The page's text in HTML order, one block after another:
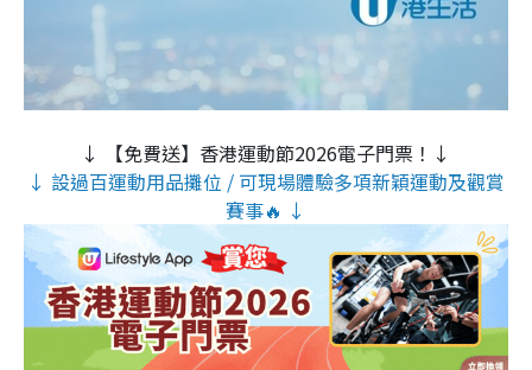
↓ 【免費送】香港運動節2026電子門票！↓
↓ 設過百運動用品攤位 / 可現場體驗多項新穎運動及觀賞
賽事🔥 ↓